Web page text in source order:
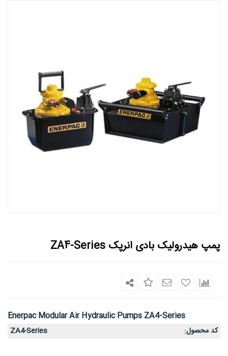
پمپ هیدرولیک بادی انرپک ZA4-Series
Enerpac Modular Air Hydraulic Pumps ZA4-Series
کد محصول:
ZA4-Series